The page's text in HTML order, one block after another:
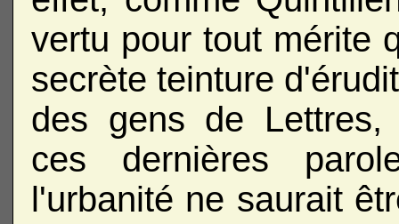
vertu pour tout mérite
secrète teinture
des gens de Lettres,
ces dernières
l'urbanité ne saurait